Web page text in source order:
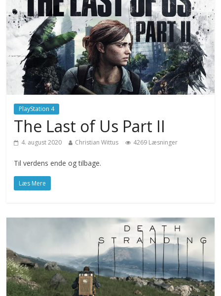
PlayStation 4
The Last of Us Part II
4. august 2020 Christian Wittus 4269 Læsninger
Til verdens ende og tilbage.
Læs Mere